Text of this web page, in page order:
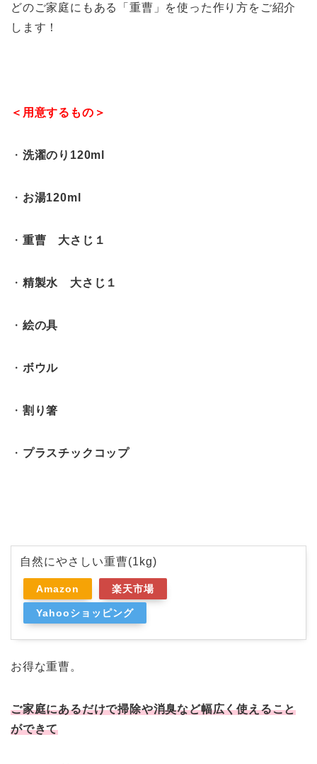
どのご家庭にもある「重曹」を使った作り方をご紹介
します！
＜用意するもの＞
・ 洗濯のり120ml
・ お湯120ml
・ 重曹 大さじ１
・ 精製水 大さじ１
・ 絵の具
・ ボウル
・ 割り箸
・ プラスチックコップ
自然にやさしい重曹(1kg)
Amazon 楽天市場
Yahooショッピング
お得な重曹。
ご家庭にあるだけで掃除や消臭など幅広く使えること
ができて